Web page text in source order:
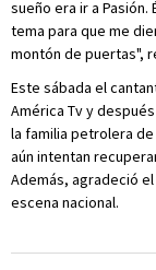
sueño era ir a
tema para que me
montón de puertas",
Este sábada el
América Tv y
la familia petrolera
aún intentan
Además, agradeció
escena nacional.